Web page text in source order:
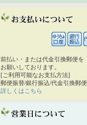
前払い・または代金引換郵便を
お願いしております。
[ご利用可能なお支払方法]
郵便振替/銀行振込/代金引換郵便
詳しくはこちら